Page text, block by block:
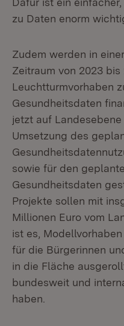
zu Daten enorm
Zudem werden in
Zeitraum von 2023
Leuchtturmvorhaben
Gesundheitsdaten
jetzt auf
Umsetzung des
sowie für den
Gesundheitsdaten
Projekte sollen mit
Millionen Euro vom
ist es,
für die Bürgerinnen
in die Fläche
bundesweit und
haben.